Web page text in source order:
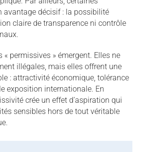
avantage décisif : la possibilité
claire de transparence ni contrôle
« permissives » émergent. Elles ne
illégales, mais elles offrent une
: attractivité économique, tolérance
exposition internationale. En
crée un effet d’aspiration qui
sensibles hors de tout véritable